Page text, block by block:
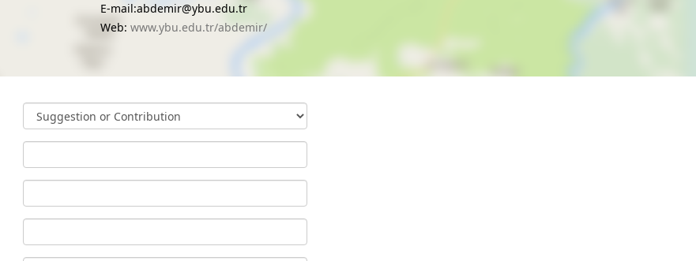
E-mail:abdemir@ybu.edu.tr
Web: www.ybu.edu.tr/abdemir/